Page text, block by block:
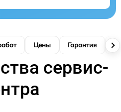
Цены Гарантия
сервис-